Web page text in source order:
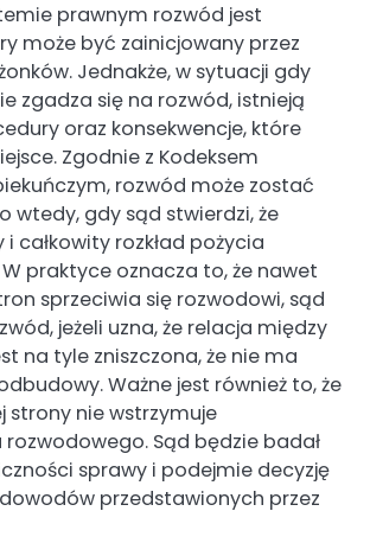
prawnym rozwód jest
może być zainicjowany przez
Jednakże, w sytuacji gdy
zgadza się na rozwód, istnieją
oraz konsekwencje, które
Zgodnie z Kodeksem
rozwód może zostać
wtedy, gdy sąd stwierdzi, że
i całkowity rozkład pożycia
W praktyce oznacza to, że nawet
sprzeciwia się rozwodowi, sąd
jeżeli uzna, że relacja między
na tyle zniszczona, że nie ma
Ważne jest również to, że
strony nie wstrzymuje
Sąd będzie badał
sprawy i podejmie decyzję
przedstawionych przez